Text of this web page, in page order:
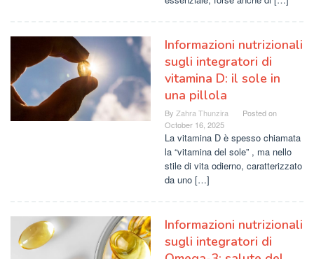
Informazioni nutrizionali
sugli integratori di
vitamina D: il sole in
una pillola
By Zahra Thunzira
Posted on
October 16, 2025
La vitamina D è spesso chiamata
la “vitamina del sole” , ma nello
stile di vita odierno, caratterizzato
da uno […]
Informazioni nutrizionali
sugli integratori di